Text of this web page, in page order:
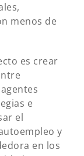
menos de
es crear
e
el
y
en los